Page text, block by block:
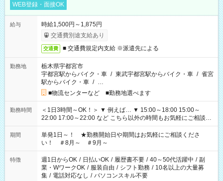
WEB登録・面接OK
給与
時給1,500円～1,875円
交通費別途支給あり
交通費 ■ 交通費規定内支給 ※派遣先による
勤務地
栃木県宇都宮市
宇都宮駅からバイク・車 / 東武宇都宮駅からバイク・車 / 雀宮
駅からバイク・車 / …
■物流センターなど ■勤務地選べます
勤務時間
＜1日3時間～OK！＞ ▼ 例えば… ▼ 15:00～18:00 15:00～
22:00 17:00～22:00 など こちら以外の時間もお気軽にご相談く
ださい！
期間
単発1日～！ ★勤務開始日や期間はお気軽にご相談くださ
い！ ＃8月～ ＃9月～
特徴 週1日からOK / 日払いOK / 履歴書不要 / 40～50代活躍中 / 副
業・WワークOK / 服装自由 / シフト勤務 / 10名以上の大量募
集 / 電話対応なし / パソコンスキル不要